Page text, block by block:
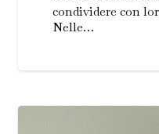
condividere con
Nelle…